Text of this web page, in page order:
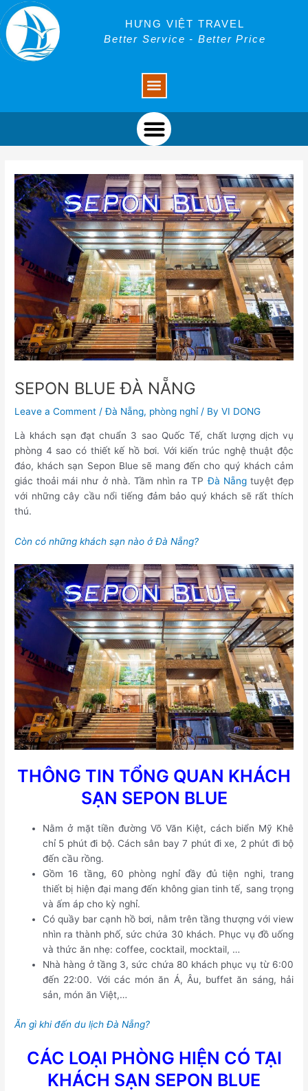
Skip
to
content
HƯNG VIỆT TRAVEL
Better Service - Better Price
Menu
SEPON BLUE ĐÀ NẴNG
Leave a Comment /Đà Nẵng, phòng nghỉ / ByVI DONG
Là khách sạn đạt chuẩn 3 sao Quốc Tế, chất lượng dịch vụ
phòng 4 sao có thiết kế hồ bơi. Với kiến trúc nghệ thuật độc
đáo, khách sạn Sepon Blue sẽ mang đến cho quý khách cảm
giác thoải mái như ở nhà. Tầm nhìn ra TPĐà Nẵngtuyệt đẹp
với những cây cầu nổi tiếng đảm bảo quý khách sẽ rất thích
thú.
Còn có những khách sạn nào ở Đà Nẵng?
THÔNG TIN TỔNG QUAN KHÁCH
SẠN SEPON BLUE
Nằm ở mặt tiền đường Võ Văn Kiệt, cách biển Mỹ Khê
chỉ 5 phút đi bộ. Cách sân bay 7 phút đi xe, 2 phút đi bộ
đến cầu rồng.
Gồm 16 tầng, 60 phòng nghỉ đầy đủ tiện nghi, trang
thiết bị hiện đại mang đến không gian tinh tế, sang trọng
và ấm áp cho kỳ nghỉ.
Có quầy bar cạnh hồ bơi, nằm trên tầng thượng với view
nhìn ra thành phố, sức chứa 30 khách. Phục vụ đồ uống
và thức ăn nhẹ: coffee, cocktail, mocktail, …
Nhà hàng ở tầng 3, sức chứa 80 khách phục vụ từ 6:00
đến 22:00. Với các món ăn Á, Âu, buffet ăn sáng, hải
sản, món ăn Việt,…
Ăn gì khi đến du lịch Đà Nẵng?
CÁC LOẠI PHÒNG HIỆN CÓ TẠI
KHÁCH SẠN SEPON BLUE
Post
navigation